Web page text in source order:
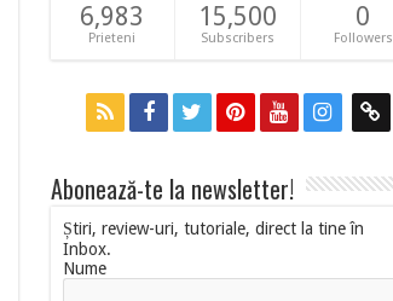
6,983
Prieteni
15,500
Subscribers
0
Followers
Abonează-te la newsletter!
Știri, review-uri, tutoriale, direct la tine în
Inbox.
Nume